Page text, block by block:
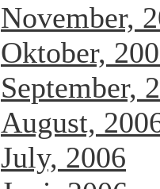
November,
Oktober,
September,
August,
July, 2006